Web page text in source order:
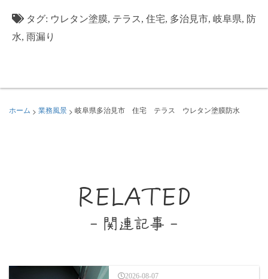
タグ: ウレタン塗膜, テラス , 住宅, 多治見市, 岐阜県, 防
水, 雨漏り
ホーム > 業務風景 > 岐阜県多治見市 住宅 テラス ウレタン塗膜防水
RELATED
- 関連記事 -
2026-08-07